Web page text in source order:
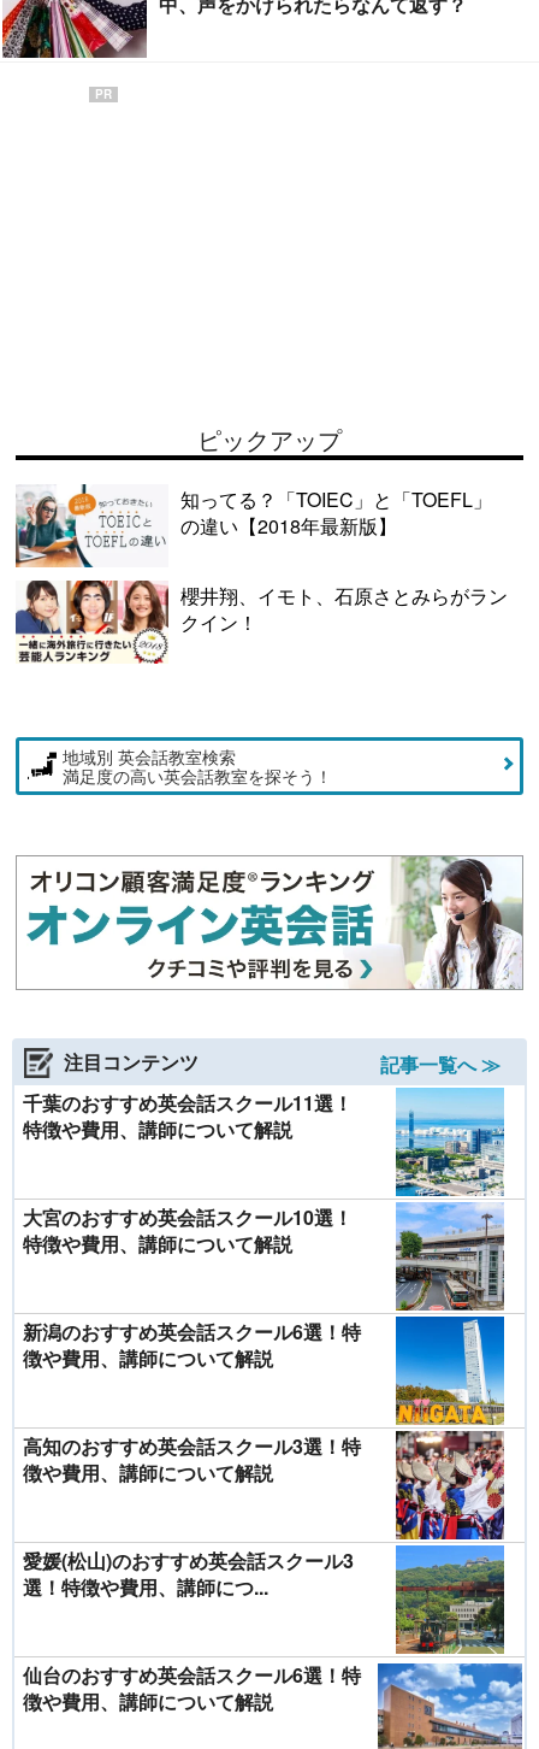
PR
ピックアップ
知ってる？「TOIEC」と「TOEFL」
の違い【2018年最新版】
櫻井翔、イモト、石原さとみらがラン
クイン！
地域別 英会話教室検索
満足度の高い英会話教室を探そう！
注目コンテンツ
記事一覧へ ≫
千葉のおすすめ英会話スクール11選！
特徴や費用、講師について解説
大宮のおすすめ英会話スクール10選！
特徴や費用、講師について解説
新潟のおすすめ英会話スクール6選！特
徴や費用、講師について解説
高知のおすすめ英会話スクール3選！特
徴や費用、講師について解説
愛媛(松山)のおすすめ英会話スクール3
選！特徴や費用、講師につ...
仙台のおすすめ英会話スクール6選！特
徴や費用、講師について解説